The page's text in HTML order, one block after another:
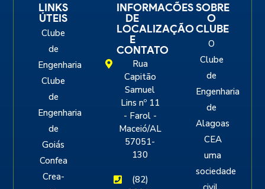
LINKS
ÚTEIS
Clube
de
Engenharia
Clube
de
Engenharia
de
Goiás
Confea
Crea-
INFORMACÕES
DE
LOCALIZAÇÃO
E
CONTATO
Rua
Capitão
Samuel
Lins nº 11
- Farol -
Maceió/AL
57051-
130
(82)
SOBRE
O
CLUBE
O
Clube
de
Engenharia
de
Alagoas
CEA
uma
sociedade